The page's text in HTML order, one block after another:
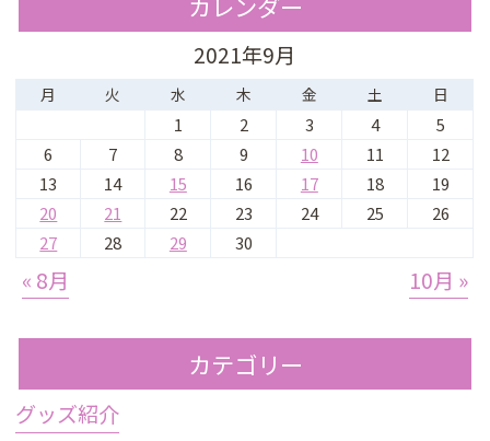
2021年9月
月 火 水 木 金 土 日
1 2 3 4
5
6
7 8 9 10 11
12
13
14 15 16 17 18
19
20
21 22 23 24 25
26
27
28 29 30
« 8月 10月 »
カテゴリー
グッズ紹介